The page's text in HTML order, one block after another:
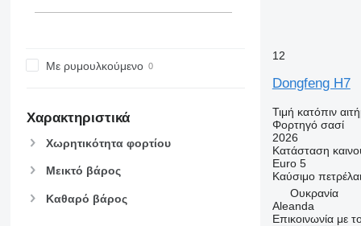
Με ρυμουλκούμενο
Χαρακτηριστικά
Χωρητικότητα φορτίου
Μεικτό βάρος
Καθαρό βάρος
12
Dongfeng H7
Τιμή κατόπιν
Φορτηγό σασί
2026
Κατάσταση
Euro 5
Καύσιμο
Ουκρανία
Aleanda
Επικοινωνία με